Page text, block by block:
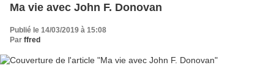
Ma vie avec John F. Donovan
Publié le 14/03/2019 à 15:08
Par ffred